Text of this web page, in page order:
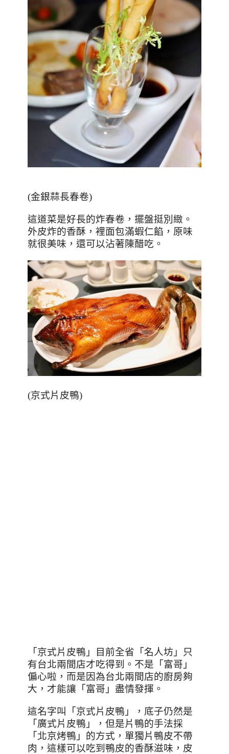
(金銀蒜長春卷)
這道菜是好長的炸春卷，擺盤挺別緻。
外皮炸的香酥，裡面包滿蝦仁餡，原味
就很美味，還可以沾著陳醋吃。
(京式片皮鴨)
「京式片皮鴨」目前全省「名人坊」只
有台北兩間店才吃得到。不是「富哥」
偏心啦，而是因為台北兩間店的廚房夠
大，才能讓「富哥」盡情發揮。
這名字叫「京式片皮鴨」，底子仍然是
「廣式片皮鴨」，但是片鴨的手法採
「北京烤鴨」的方式，單獨片鴨皮不帶
肉，這樣可以吃到鴨皮的香酥滋味，皮